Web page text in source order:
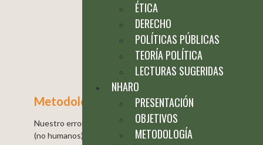
ÉTICA
DERECHO
POLÍTICAS PÚBLICAS
TEORÍA POLÍTICA
LECTURAS SUGERIDAS
NHARO
PRESENTACIÓN
OBJETIVOS
METODOLOGÍA
Metodología
Nuestro error moral consiste en ver a los animales
(no humanos) como seres que carecen